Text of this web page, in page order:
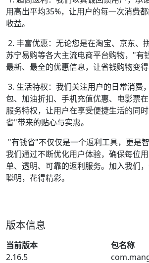
用高出平均35%，让用户的每一次消费
收益。
2. 丰富优惠：无论您是在淘宝、京东、
苏宁易购等各大主流电商平台购物，"有
最新、最全的优惠信息，让省钱购物变得
3. 生活特权：我们关注用户的日常消费
包、加油折扣、手机充值优惠、电影票
服务特权，让用户在享受便捷生活的同
省"带来的贴心与实惠。
"有钱省"不仅仅是一个返利工具，更是
我们通过不断优化用户体验，确保每位
单、透明、可靠的返利服务。加入我们
聪明，花得精彩。
版本信息
当前版本
2.16.5
包名称